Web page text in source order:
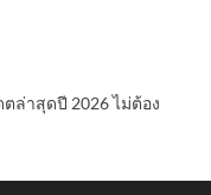
ล่าสุดปี 2026 ไม่ต้อง